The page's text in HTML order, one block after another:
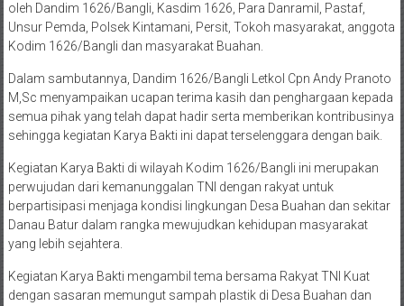
oleh Dandim 1626/Bangli, Kasdim 1626, Para Danramil, Pastaf,
Unsur Pemda, Polsek Kintamani, Persit, Tokoh masyarakat, anggota
Kodim 1626/Bangli dan masyarakat Buahan.
Dalam sambutannya, Dandim 1626/Bangli Letkol Cpn Andy Pranoto
M,Sc menyampaikan ucapan terima kasih dan penghargaan kepada
semua pihak yang telah dapat hadir serta memberikan kontribusinya
sehingga kegiatan Karya Bakti ini dapat terselenggara dengan baik.
Kegiatan Karya Bakti di wilayah Kodim 1626/Bangli ini merupakan
perwujudan dari kemanunggalan TNI dengan rakyat untuk
berpartisipasi menjaga kondisi lingkungan Desa Buahan dan sekitar
Danau Batur dalam rangka mewujudkan kehidupan masyarakat
yang lebih sejahtera.
Kegiatan Karya Bakti mengambil tema bersama Rakyat TNI Kuat
dengan sasaran memungut sampah plastik di Desa Buahan dan